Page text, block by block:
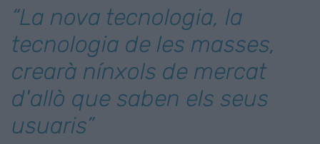
“La nova tecnologia, la
tecnologia de les masses,
crearà nínxols de mercat
d'allò que saben els seus
usuaris”